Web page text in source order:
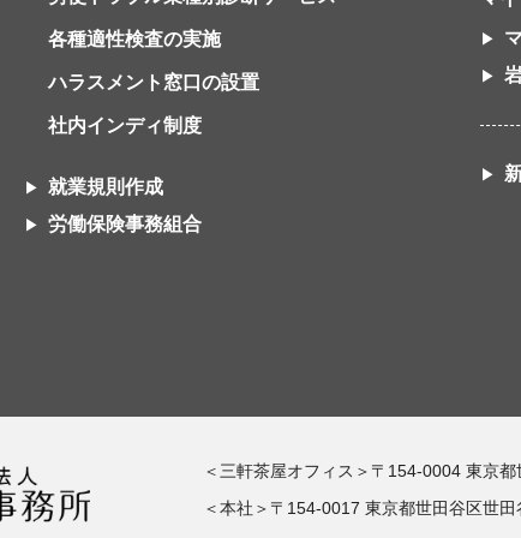
各種適性検査の実施
ハラスメント窓口の設置
社内インディ制度
就業規則作成
労働保険事務組合
＜三軒茶屋オフィス＞〒154-0004 東京
＜本社＞〒154-0017 東京都世田谷区世